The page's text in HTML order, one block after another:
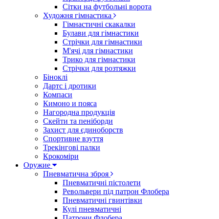
Сітки на футбольні ворота
Художня гімнастика
Гімнастичні скакалки
Булави для гімнастики
Стрічки для гімнастики
М'ячі для гімнастики
Трико для гімнастики
Стрічки для розтяжки
Біноклі
Дартс і дротики
Компаси
Кимоно и пояса
Нагородна продукція
Скейти та пеніборди
Захист для єдиноборств
Спортивне взуття
Трекінгові палки
Крокоміри
Оружие
Пневматична зброя
Пневматичні пістолети
Револьвери під патрон Флобера
Пневматичні гвинтівки
Кулі пневматичні